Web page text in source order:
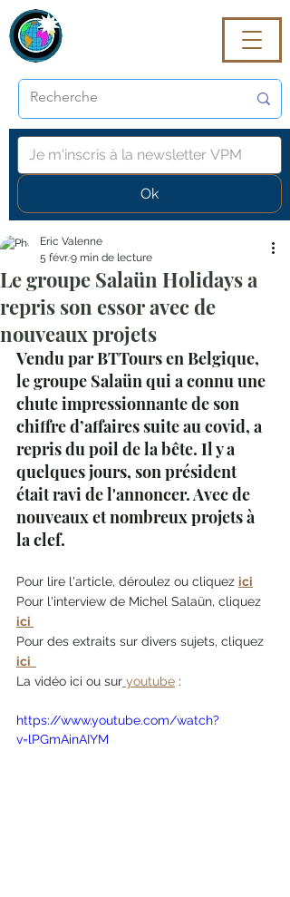
Ok
Le groupe Salaün Holidays a
repris son essor avec de
nouveaux projets
Eric Valenne
5 févr.9 min de lecture
Vendu par BTTours en Belgique,
le groupe Salaün qui a connu une
chute impressionnante de son
chiffre d’affaires suite au covid, a
repris du poil de la bête. Il y a
quelques jours, son président
était ravi de l'annoncer. Avec de
nouveaux et nombreux projets à
la clef.
Pour lire l'article, déroulez ou cliquez ici
Pour l'interview de Michel Salaün, cliquez
ici
Pour des extraits sur divers sujets, cliquez
ici
La vidéo ici ou sur youtube :
https://www.youtube.com/watch?
v=lPGmAinAIYM